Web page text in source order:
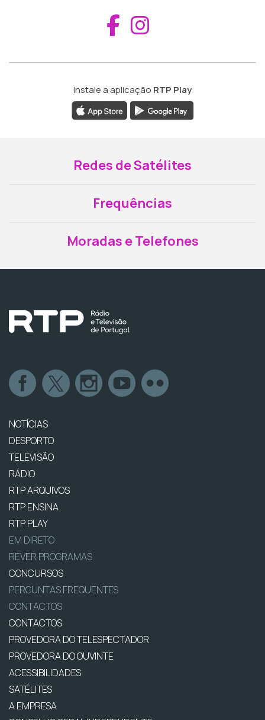
Aceder ao
Instale a aplicação RTP Play
Redes de Satélites
Frequências
Moradas e Telefones
NOTÍCIAS
DESPORTO
TELEVISÃO
RÁDIO
RTP ARQUIVOS
RTP ENSINA
RTP PLAY
EM DIRETO
REVER PROGRAMAS
CONCURSOS
PERGUNTAS FREQUENTES
CONTACTOS
CONTACTOS
PROVEDORA DO TELESPECTADOR
PROVEDORA DO OUVINTE
ACESSIBILIDADES
SATÉLITES
A EMPRESA